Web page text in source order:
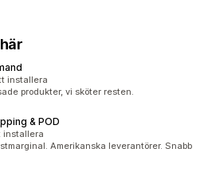
installera
produkter, vi sköter resten.
& POD
installera
Amerikanska leverantörer. Snabb